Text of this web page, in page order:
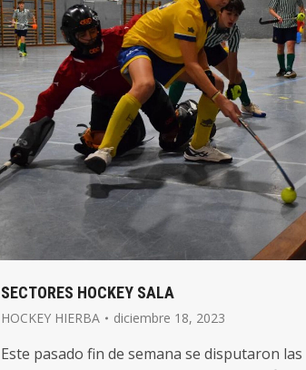
SECTORES HOCKEY SALA
HOCKEY HIERBA diciembre 18, 2023
Este pasado fin de semana se disputaron las